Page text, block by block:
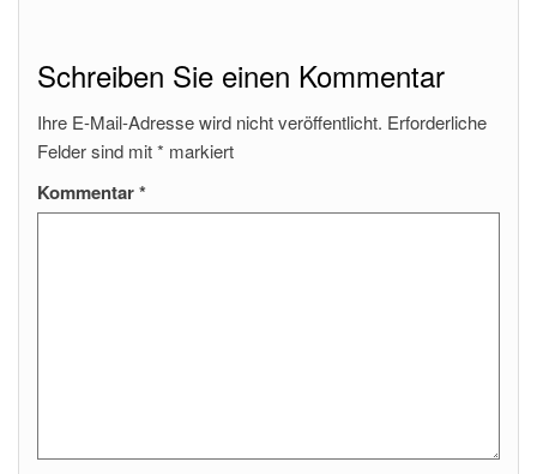
Schreiben Sie einen Kommentar
Ihre E-Mail-Adresse wird nicht veröffentlicht. Erforderliche
Felder sind mit* markiert
Kommentar*